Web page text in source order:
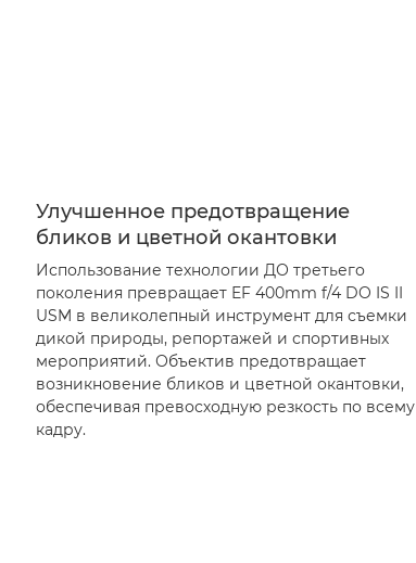
Улучшенное предотвращение
бликов и цветной окантовки
Использование технологии ДО третьего
поколения превращает EF 400mm f/4 DO IS II
USM в великолепный инструмент для съемки
дикой природы, репортажей и спортивных
мероприятий. Объектив предотвращает
возникновение бликов и цветной окантовки,
обеспечивая превосходную резкость по всему
кадру.